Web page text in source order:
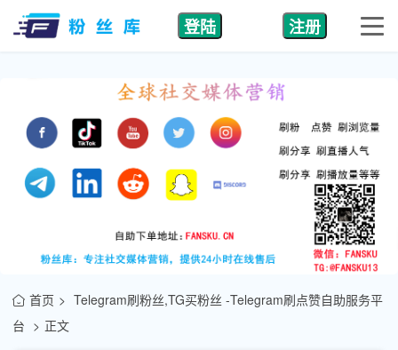
登陆 注册
首页
Telegram刷粉丝,TG买粉丝 -Telegram刷点赞自助服务平
台
正文